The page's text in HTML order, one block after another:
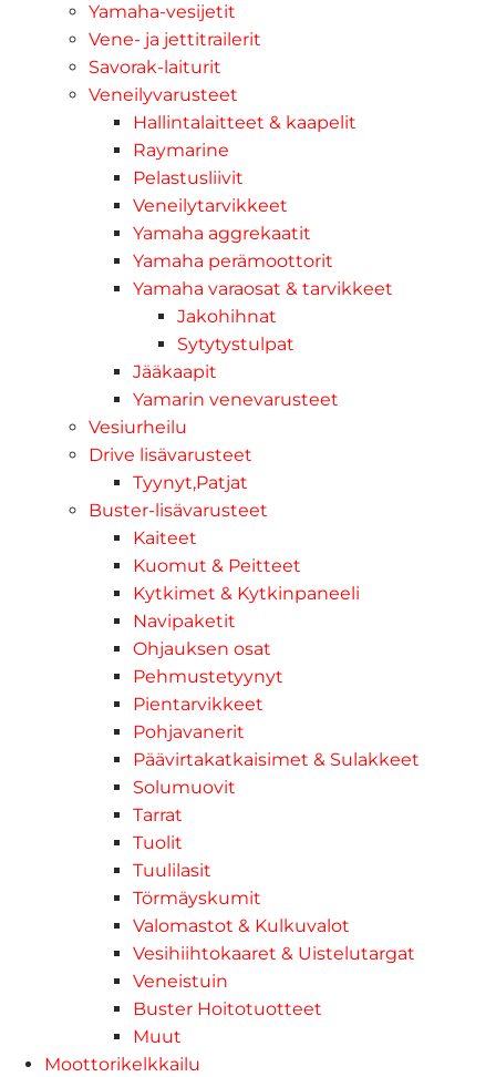
Yamaha-vesijetit
Vene- ja jettitrailerit
Savorak-laiturit
Veneilyvarusteet
Hallintalaitteet & kaapelit
Raymarine
Pelastusliivit
Veneilytarvikkeet
Yamaha aggrekaatit
Yamaha perämoottorit
Yamaha varaosat & tarvikkeet
Jakohihnat
Sytytystulpat
Jääkaapit
Yamarin venevarusteet
Vesiurheilu
Drive lisävarusteet
Tyynyt,Patjat
Buster-lisävarusteet
Kaiteet
Kuomut & Peitteet
Kytkimet & Kytkinpaneeli
Navipaketit
Ohjauksen osat
Pehmustetyynyt
Pientarvikkeet
Pohjavanerit
Päävirtakatkaisimet & Sulakkeet
Solumuovit
Tarrat
Tuolit
Tuulilasit
Törmäyskumit
Valomastot & Kulkuvalot
Vesihiihtokaaret & Uistelutargat
Veneistuin
Buster Hoitotuotteet
Muut
Moottorikelkkailu